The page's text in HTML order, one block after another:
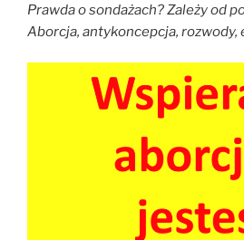
Prawda o sondażach? Zależy od
Aborcja, antykoncepcja, rozwody,